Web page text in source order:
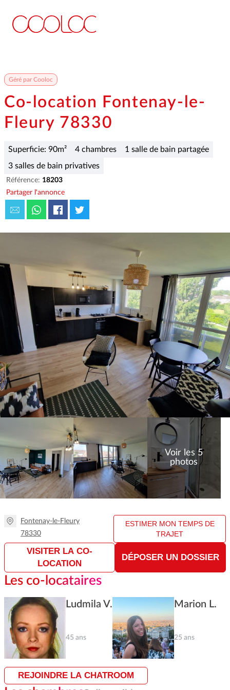
Géré par Cooloc
Co-location Fontenay-le-
Fleury 78330
Superficie: 90m² 4 chambres
1 salle de bain partagée
3 salles de bain privatives
Référence: 18203
Partager l'annonce
Voir les 5
photos
Fontenay-le-Fleury
78330
ESTIMER MON TEMPS DE
TRAJET
VISITER LA CO-
LOCATION
DÉPOSER UN DOSSIER
Les co-locataires
Ludmila V.
45 ans
Marion L.
25 ans
REJOINDRE LA CHATROOM